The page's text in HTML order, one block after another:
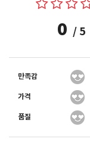
0 / 5
만족감
가격
품질